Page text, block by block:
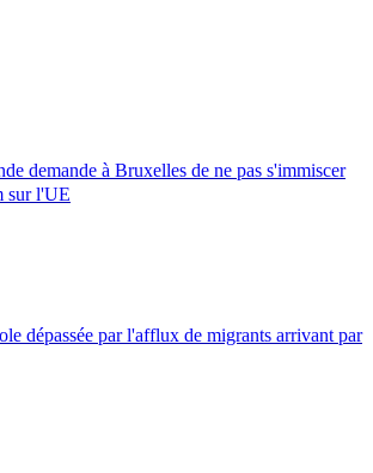
demande à Bruxelles de ne pas s'immiscer
sur l'UE
dépassée par l'afflux de migrants arrivant par